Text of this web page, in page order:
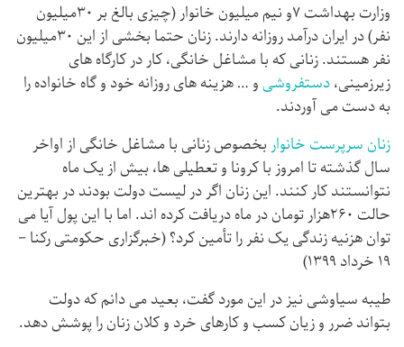
وزارت بهداشت ۷و نیم میلیون خانوار (چیزی بالغ بر ۳۰میلیون
نفر) در ایران درآمد روزانه دارند. زنان حتما بخشی از این ۳۰میلیون
نفر هستند. زنانی که با مشاغل خانگی، کار در کارگاه های
زیرزمینی،دستفروشی و … هزینه های روزانه خود و گاه خانواده را
به دست می آوردند.
زنان سرپرست خانوار بخصوص زنانی با مشاغل خانگی از اواخر
سال گذشته تا امروز با کرونا و تعطیلی ها، بیش از یک ماه
نتوانستند کار کنند. این زنان اگر در لیست دولت بودند در بهترین
حالت ۲۶۰هزار تومان در ماه دریافت کرده اند. اما با این پول آیا می
توان هزنیه زندگی یک نفر را تأمین کرد؟ (خبرگزاری حکومتی رکنا –
۱۹ خرداد ۱۳۹۹)
طیبه سیاوشی نیز در این مورد گفت، بعید می دانم که دولت
بتواند ضرر و زیان کسب و کارهای خرد و کلان زنان را پوشش دهد.